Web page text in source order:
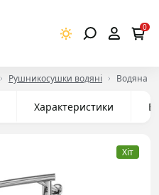
0
Рушникосушки водяні Водяна
Характеристики
Хіт